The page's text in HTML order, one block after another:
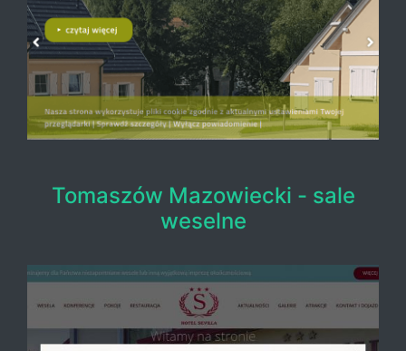
Tomaszów Mazowiecki - sale
weselne